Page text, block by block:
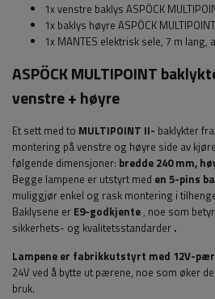
1x venstre baklys ASPÖCK
1x baklys høyre ASPÖCK
1x MANTES elektrisk sele, 7 m
ASPÖCKMULTIPOINT
venstre + høyre
Et sett med to MULTIPOINT II- baklykter
montering på venstre og høyre side av
følgende dimensjoner: bredde 240 mm,
Begge lampene er utstyrt med en 5-pins
muliggjør enkel og rask montering i
Baklysene er E9-godkjente, noe som betyr
sikkerhets- og kvalitetsstandarder .
Lampene er fabrikkutstyrt med 12V-
24V ved å bytte ut pærene, noe som øker
bruk.